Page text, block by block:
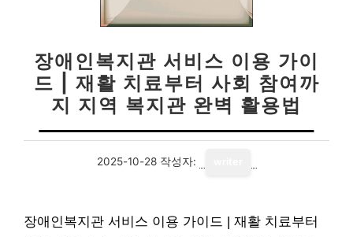
장애인복지관 서비스 이용 가이
드 | 재활 치료부터 사회 참여까
지 지역 복지관 완벽 활용법
2025-10-28 작성자:
장애인복지관 서비스 이용 가이드 | 재활 치료부터